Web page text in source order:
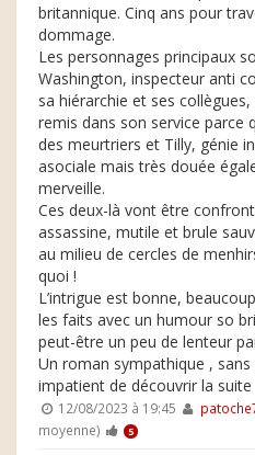
britannique. Cinq ans pour
dommage.
Les personnages principaux
Washington, inspecteur anti
sa hiérarchie et ses
remis dans son service parce
des meurtriers et Tilly, génie
asociale mais très douée
merveille.
Ces deux-là vont être
assassine, mutile et brule
au milieu de cercles de
quoi !
L’intrigue est bonne,
les faits avec un humour so
peut-être un peu de lenteur
Un roman sympathique ,
impatient de découvrir la suite
12/08/2023 à 19:45
moyenne)
5